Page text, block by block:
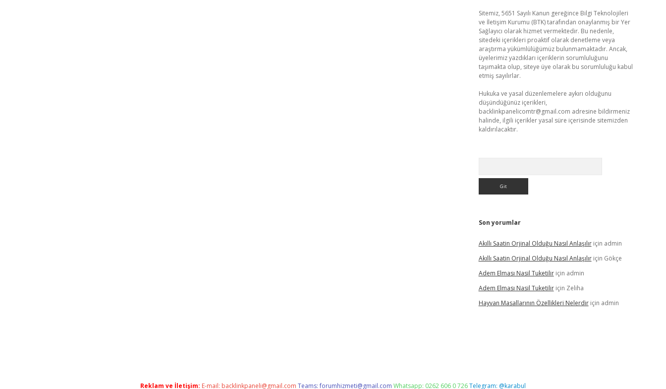
Sitemiz, 5651 Sayılı Kanun gereğince Bilgi Teknolojileri
ve İletişim Kurumu (BTK) tarafından onaylanmış bir Yer
Sağlayıcı olarak hizmet vermektedir. Bu nedenle,
sitedeki içerikleri proaktif olarak denetleme veya
araştırma yükümlülüğümüz bulunmamaktadır. Ancak,
üyelerimiz yazdıkları içeriklerin sorumluluğunu
taşımakta olup, siteye üye olarak bu sorumluluğu kabul
etmiş sayılırlar.
Hukuka ve yasal düzenlemelere aykırı olduğunu
düşündüğünüz içerikleri,
backlinkpanelicomtr@gmail.com adresine bildirmeniz
halinde, ilgili içerikler yasal süre içerisinde sitemizden
kaldırılacaktır.
Son yorumlar
Akıllı Saatin Orjinal Olduğu Nasıl Anlaşılıriçin admin
Akıllı Saatin Orjinal Olduğu Nasıl Anlaşılıriçin Gökçe
Adem Elması Nasil Tuketiliriçin admin
Adem Elması Nasil Tuketiliriçin Zeliha
Hayvan Masallarının Özellikleri Nelerdiriçin admin
Reklam ve İletişim: E-mail: backlinkpaneli@gmail.com Teams:forumhizmeti@gmail.com Whatsapp: 0262 606 0 726Telegram: @karabul